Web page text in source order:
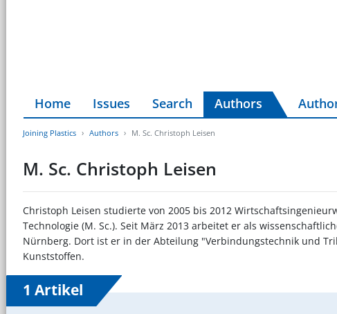
Home Issues Search Authors
Joining Plastics Authors M. Sc. Christoph Leisen
M. Sc. Christoph Leisen
Christoph Leisen studierte von 2005 bis 2012
Technologie (M. Sc.). Seit März 2013 arbeitet er als
Nürnberg. Dort ist er in der Abteilung "Verbindungstechnik und
Kunststoffen.
1 Artikel